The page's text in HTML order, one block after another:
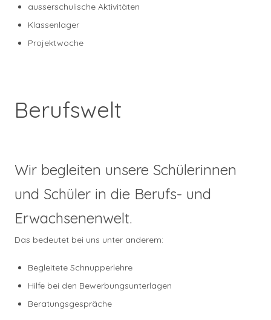
ausserschulische Aktivitäten
Klassenlager
Projektwoche
Berufswelt
Wir begleiten unsere Schülerinnen
und Schüler in die Berufs- und
Erwachsenenwelt.
Das bedeutet bei uns unter anderem:
Begleitete Schnupperlehre
Hilfe bei den Bewerbungsunterlagen
Beratungsgespräche